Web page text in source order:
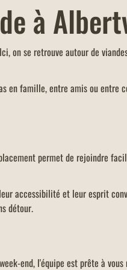
à
on se retrouve autour de
en famille, entre amis ou entre
permet de rejoindre
accessibilité et leur esprit
détour.
end, l'équipe est prête à vous